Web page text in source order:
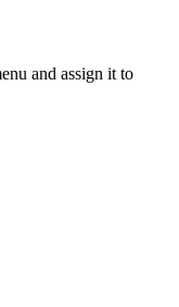
and assign it to